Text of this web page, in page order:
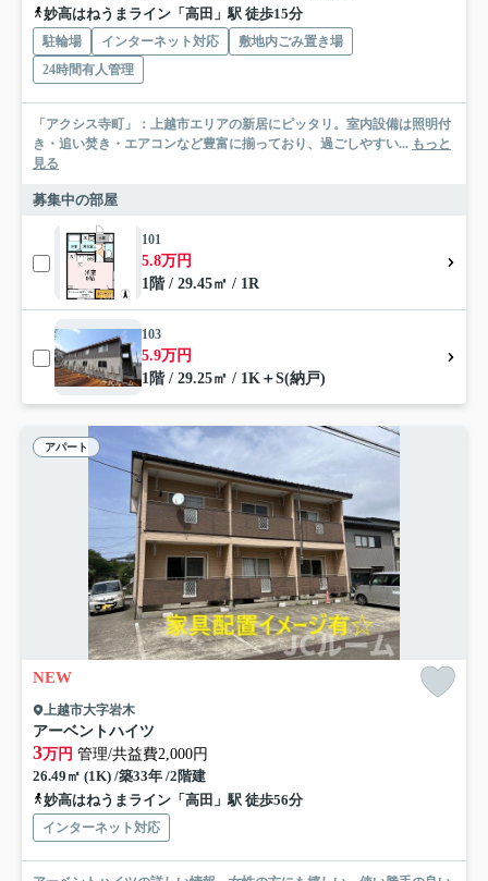
妙高はねうまライン「高田」駅 徒歩15分
駐輪場 インターネット対応
敷地内ごみ置き場
24時間有人管理
「アクシス寺町」：上越市エリアの新居にピッタリ。室内設備は照明付
き・追い焚き・エアコンなど豊富に揃っており、過ごしやすい... もっと
見る
募集中の部屋
101
5.8万円
1階 / 29.45㎡ / 1R
103
5.9万円
1階 / 29.25㎡ / 1K＋S(納戸)
アパート
NEW
上越市大字岩木
アーベントハイツ
3万円 管理/共益費2,000円
26.49㎡ (1K) /築33年 /2階建
妙高はねうまライン「高田」駅 徒歩56分
インターネット対応